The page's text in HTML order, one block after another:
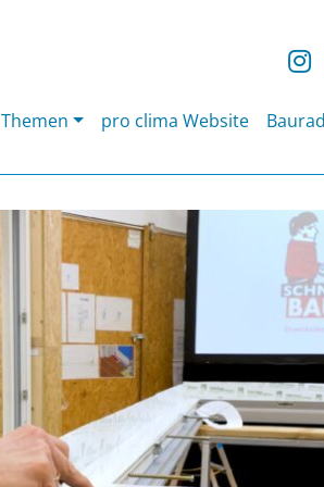
Themen
pro clima Website